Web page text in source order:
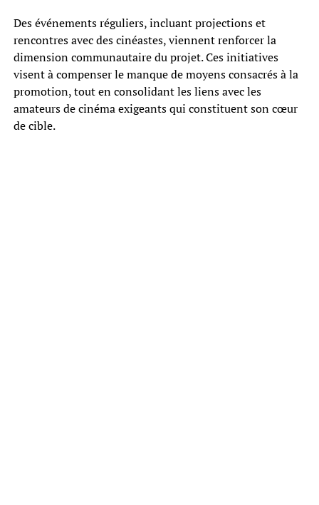
Des événements réguliers, incluant projections et
rencontres avec des cinéastes, viennent renforcer la
dimension communautaire du projet. Ces initiatives
visent à compenser le manque de moyens consacrés à la
promotion, tout en consolidant les liens avec les
amateurs de cinéma exigeants qui constituent son cœur
de cible.